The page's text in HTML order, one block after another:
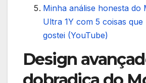
Minha análise honesta do
Ultra 1Y com 5 coisas que
gostei (YouTube)
Design